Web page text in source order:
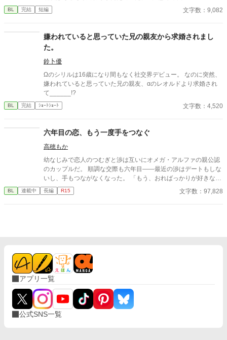
定。■『それは愛か本能か』と同じ世界設定です。関係は一切な
し。
BL 完結 短編 文字数：9,082
嫌われていると思っていた兄の親友から求婚されまし
た。
鈴卜優
Ωのシリルは16歳になり間もなく社交界デビュー。 なのに突然、
嫌われていると思っていた兄の親友、αのレオルドより求婚され
て______!?
BL 完結 ｼｮｰﾄｼｮｰﾄ 文字数：4,520
六年目の恋、もう一度手をつなぐ
高穂もか
幼なじみで恋人のつむぎと渉は互いにオメガ・アルファの親公認
のカップルだ。 順調な交際も六年目――最近の渉はデートもしな
いし、手もつながなくなった。 「もう、おればっかりが好きなん
やろか？」 馴ればっかりの関係に、寂しさを覚えるつむぎ。 その
うえ、渉は二人の通う高校にやってきた美貌の転校生・沙也にか
BL 連載中 長編 R15 文字数：97,828
アプリ一覧
公式SNS一覧